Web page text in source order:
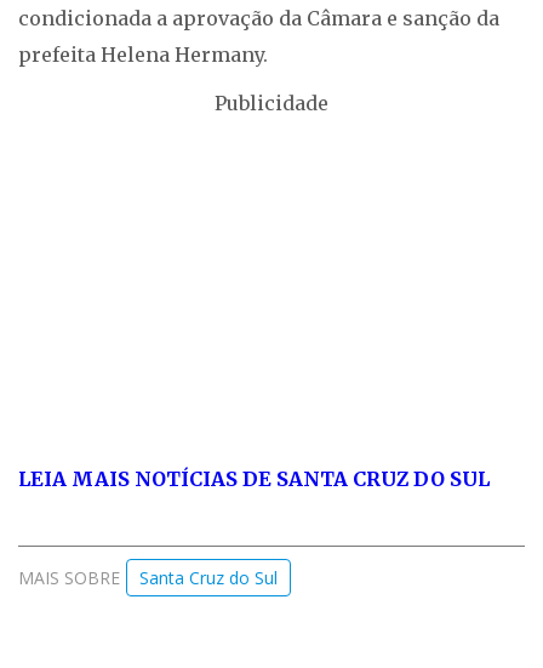
condicionada a aprovação da Câmara e sanção da
prefeita Helena Hermany.
Publicidade
LEIA MAIS NOTÍCIAS DE SANTA CRUZ DO SUL
MAIS SOBRE Santa Cruz do Sul